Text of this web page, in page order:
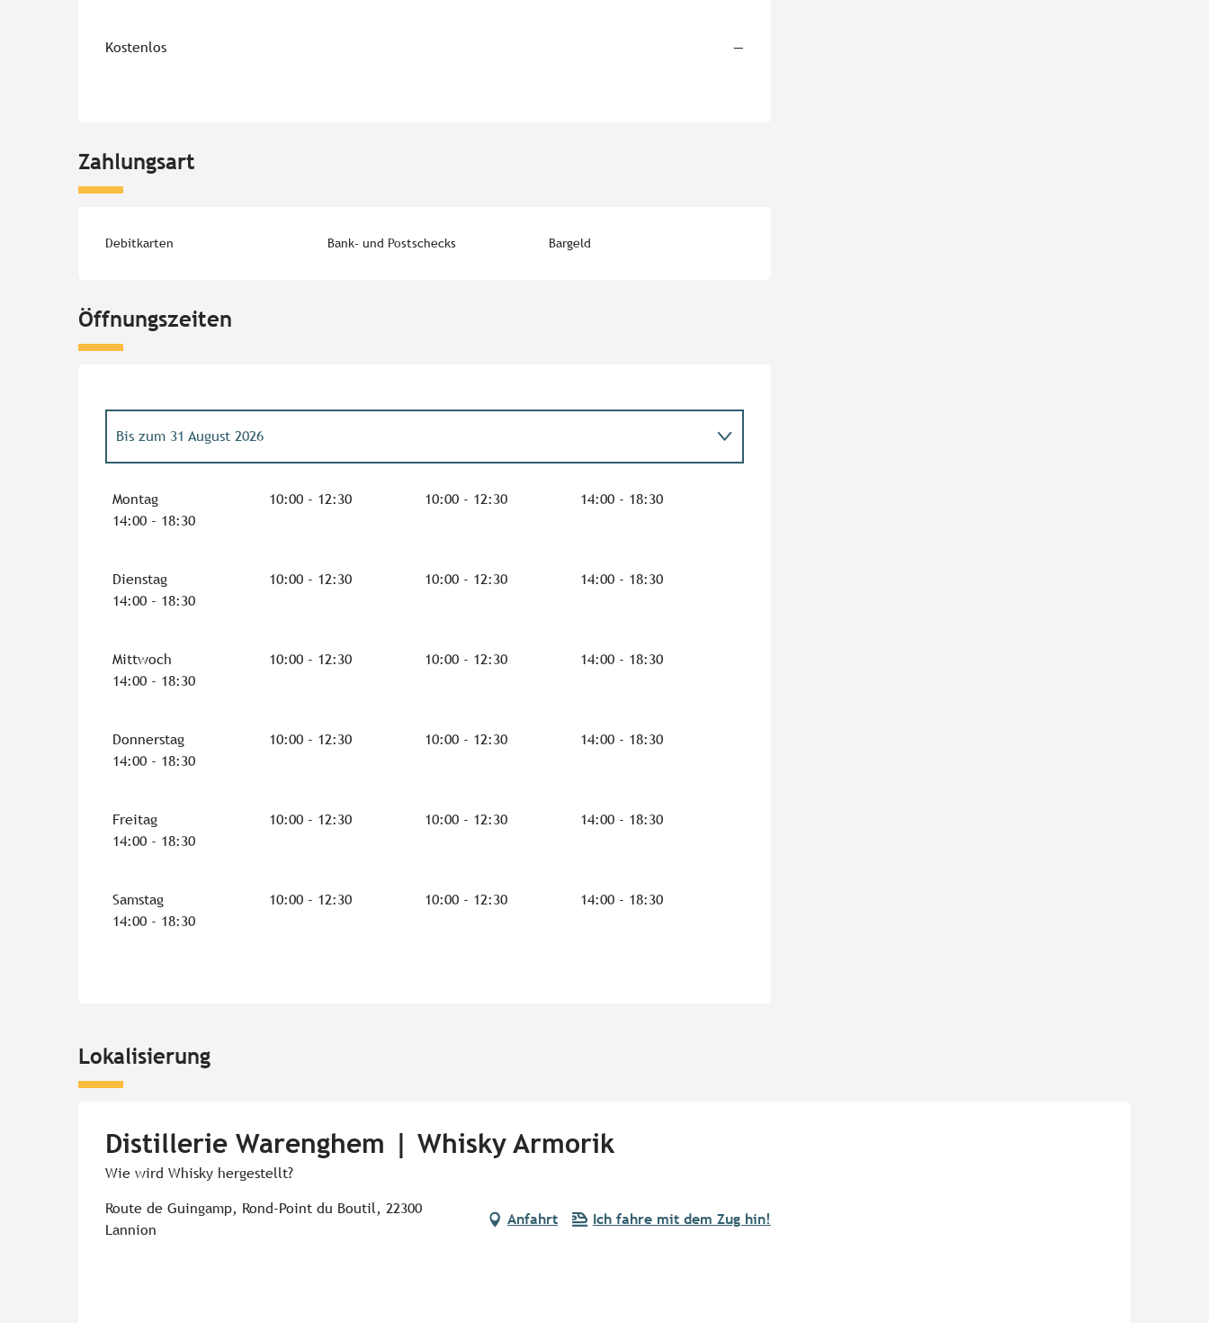
Kostenlos —
Zahlungsart
Debitkarten Bank- und Postschecks Bargeld
Öffnungszeiten
Bis zum 31 August 2026
vom1 September 2026
Montag 10:00 - 12:30 10:00 - 12:30
14:00 - 18:30
14:00 - 18:30
Dienstag 10:00 - 12:30 10:00 - 12:30
14:00 - 18:30
14:00 - 18:30
Mittwoch 10:00 - 12:30 10:00 - 12:30
14:00 - 18:30
14:00 - 18:30
Donnerstag 10:00 - 12:30 10:00 - 12:30
14:00 - 18:30
14:00 - 18:30
Freitag 10:00 - 12:30 10:00 - 12:30
14:00 - 18:30
14:00 - 18:30
Samstag 10:00 - 12:30 10:00 - 12:30
14:00 - 18:30
14:00 - 18:30
Lokalisierung
Distillerie Warenghem | Whisky Armorik
Wie wird Whisky hergestellt?
Route de Guingamp, Rond-Point du Boutil, 22300
Lannion
Anfahrt Ich fahre mit dem Zug hin!